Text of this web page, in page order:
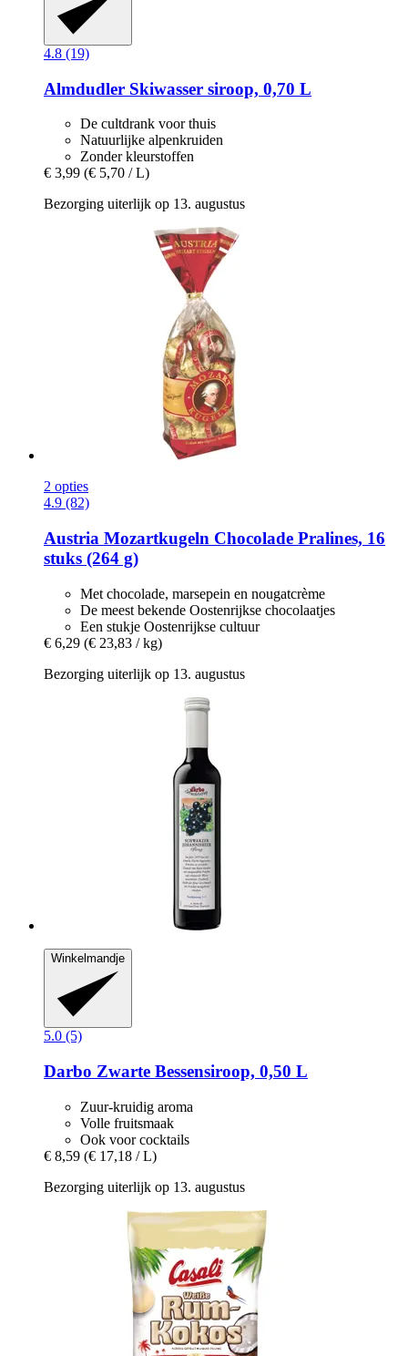
4.8 (19)
Almdudler Skiwasser siroop, 0,70 L
De cultdrank voor thuis
Natuurlijke alpenkruiden
Zonder kleurstoffen
€ 3,99 (€ 5,70 / L)
Bezorging uiterlijk op 13. augustus
2 opties
4.9 (82)
Austria Mozartkugeln Chocolade Pralines, 16
stuks (264 g)
Met chocolade, marsepein en nougatcrème
De meest bekende Oostenrijkse chocolaatjes
Een stukje Oostenrijkse cultuur
€ 6,29 (€ 23,83 / kg)
Bezorging uiterlijk op 13. augustus
Winkelmandje
5.0 (5)
Darbo Zwarte Bessensiroop, 0,50 L
Zuur-kruidig aroma
Volle fruitsmaak
Ook voor cocktails
€ 8,59 (€ 17,18 / L)
Bezorging uiterlijk op 13. augustus